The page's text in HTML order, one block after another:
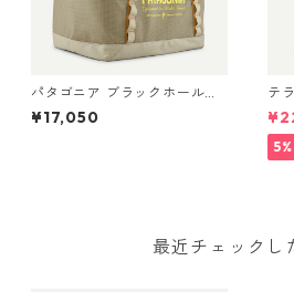
パタゴニア ブラックホール・
ギア・トート 61L Water Peop
le Banner: Weathered Stone
¥17,050
テラ
最近チェックし